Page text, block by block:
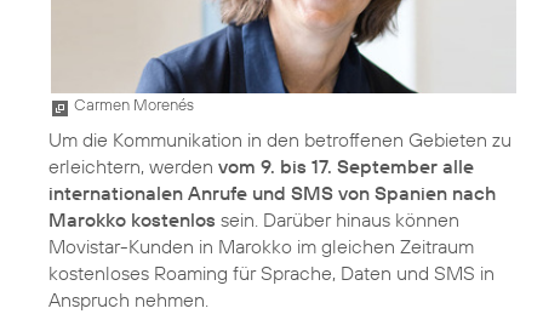
Carmen Morenés
Um die Kommunikation in den betroffenen Gebieten zu
erleichtern, werden vom 9. bis 17. September alle
internationalen Anrufe und SMS von Spanien nach
Marokko kostenlos sein. Darüber hinaus können
Movistar-Kunden in Marokko im gleichen Zeitraum
kostenloses Roaming für Sprache, Daten und SMS in
Anspruch nehmen.